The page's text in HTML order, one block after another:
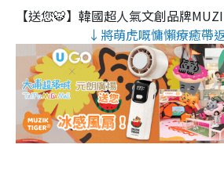
【送您🐯】韓國超人氣文創品牌
↓將萌虎嘅慵懶療癒帶